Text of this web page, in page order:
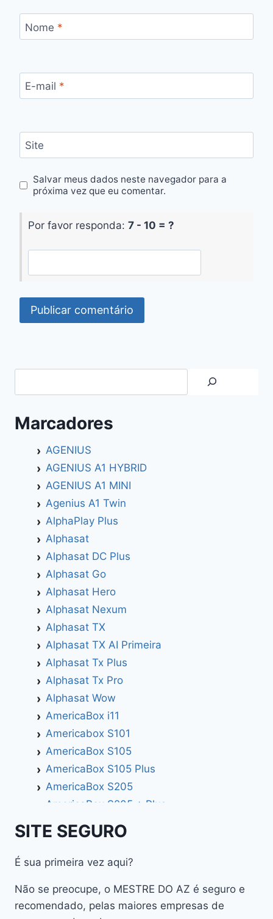
Nome *
E-mail *
Site
Salvar meus dados neste navegador para a
próxima vez que eu comentar.
Por favor responda: 7 - 10 = ?
Marcadores
AGENIUS
AGENIUS A1 HYBRID
AGENIUS A1 MINI
Agenius A1 Twin
AlphaPlay Plus
Alphasat
Alphasat DC Plus
Alphasat Go
Alphasat Hero
Alphasat Nexum
Alphasat TX
Alphasat TX AI Primeira
Alphasat Tx Plus
Alphasat Tx Pro
Alphasat Wow
AmericaBox i11
Americabox S101
AmericaBox S105
AmericaBox S105 Plus
AmericaBox S205
AmericaBox S205 + Plus
AmericaBox S305 GX
AmericaBox S305 Plus
AmericaBox S705
Athomics
Athomics Active Express Primeira
SITE SEGURO
É sua primeira vez aqui?
Não se preocupe, o MESTRE DO AZ é seguro e
recomendado, pelas maiores empresas de